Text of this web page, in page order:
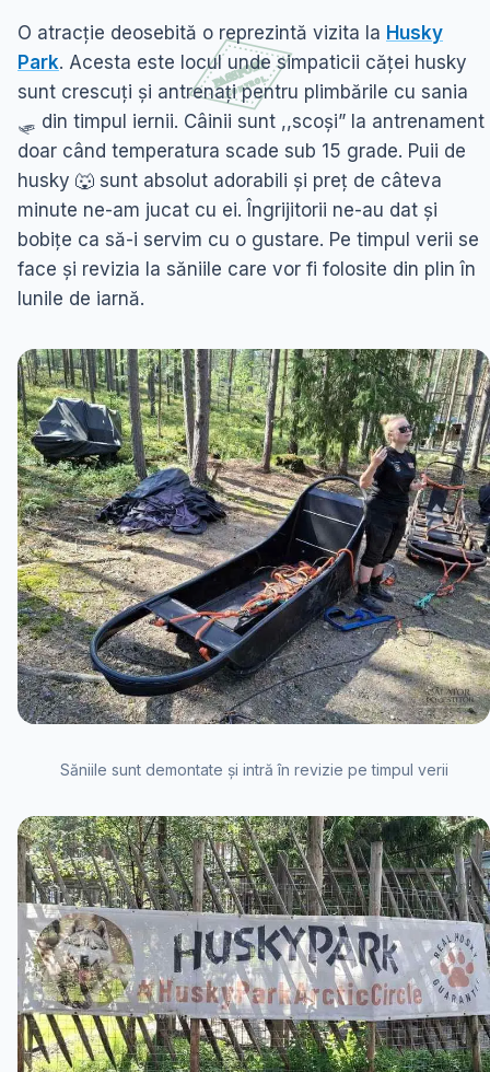
O atracție deosebită o reprezintă vizita la Husky
Park. Acesta este locul unde simpaticii căței husky
sunt crescuți și antrenați pentru plimbările cu sania
🛷 din timpul iernii. Câinii sunt ,,scoși” la antrenament
doar când temperatura scade sub 15 grade. Puii de
husky 🐺 sunt absolut adorabili și preț de câteva
minute ne-am jucat cu ei. Îngrijitorii ne-au dat și
bobițe ca să-i servim cu o gustare. Pe timpul verii se
face și revizia la săniile care vor fi folosite din plin în
lunile de iarnă.
Săniile sunt demontate și intră în revizie pe timpul verii